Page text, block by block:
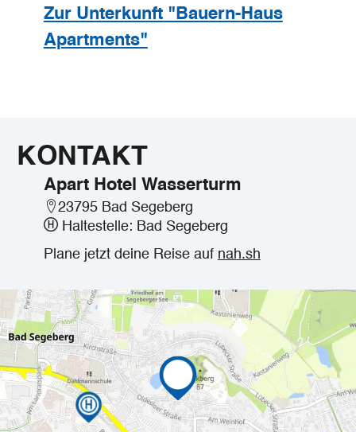
Zur Unterkunft "Bauern-Haus
Apartments"
KONTAKT
Apart Hotel Wasserturm
23795 Bad Segeberg
Haltestelle: Bad Segeberg
Plane jetzt deine Reise auf nah.sh